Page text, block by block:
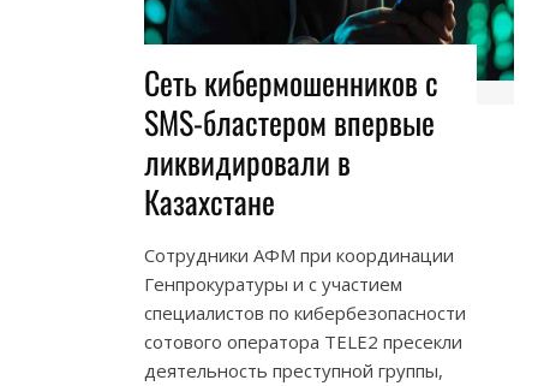
Сеть кибермошенников с
SMS-бластером впервые
ликвидировали в
Казахстане
Сотрудники АФМ при координации
Генпрокуратуры и с участием
специалистов по кибербезопасности
сотового оператора ТELE2 пресекли
деятельность преступной группы,